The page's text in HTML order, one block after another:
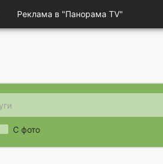
Реклама в "Панорама TV"
С фото